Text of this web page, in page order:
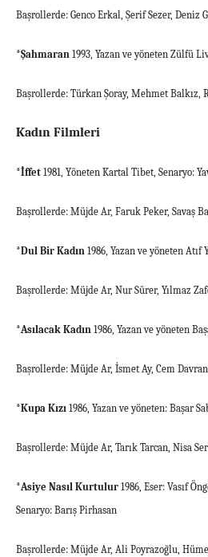
Başrollerde: Genco Erkal, Şerif Sezer, Deniz
*Şahmaran 1993, Yazan ve yöneten Zülfü
Başrollerde: Türkan Şoray, Mehmet Balkız,
Kadın Filmleri
*İffet 1981, Yöneten Kartal Tibet, Senaryo:
Başrollerde: Müjde Ar, Faruk Peker, Savaş
*Dul Bir Kadın 1986, Yazan ve yöneten Atıf
Başrollerde: Müjde Ar, Nur Sürer, Yılmaz
*Asılacak Kadın 1986, Yazan ve yöneten
Başrollerde: Müjde Ar, İsmet Ay, Cem
*Kupa Kızı 1986, Yazan ve yöneten: Başar
Başrollerde: Müjde Ar, Tarık Tarcan, Nisa
*Asiye Nasıl Kurtulur 1986, Eser: Vasıf
Senaryo: Barış Pirhasan
Başrollerde: Müjde Ar, Ali Poyrazoğlu,